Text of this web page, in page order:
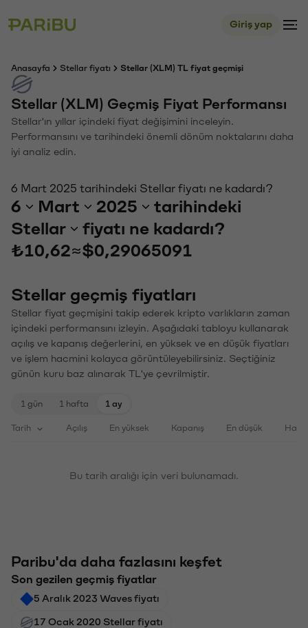
Giriş yap
Anasayfa Stellar fiyatı Stellar (XLM) TL fiyat geçmişi
Stellar (XLM) Geçmiş Fiyat Performansı
Stellar'ın yıllar içindeki fiyat değişimini inceleyin.
Performansını ve tarihindeki önemli dönüm noktalarını daha
iyi analiz edin.
6 Mart 2025 tarihindeki Stellar fiyatı ne kadardı?
6 Mart 2025
tarihindeki
Stellar
fiyatı ne kadardı?
₺10,62≈$0,29065091
Stellar geçmiş fiyatları
Stellar fiyat geçmişini takip ederek kripto varlıkların zaman
içindeki performansını izleyin. Aşağıdaki tabloyu kullanarak
açılış ve kapanış değerlerini, en yüksek ve en düşük fiyatları
ve işlem hacmini kolayca görüntüleyebilirsiniz. Seçtiğiniz
günün kuru baz alınarak TL'ye çevrilmiştir.
1 gün 1 hafta 1 ay
Tarih Açılış En yüksek Kapanış En düşük
Bu tarih aralığı için veri bulunamadı.
Paribu'da daha fazlasını keşfet
Son gezilen geçmiş fiyatlar
5 Aralık 2023 Waves fiyatı
17 Ocak 2020 Stellar fiyatı